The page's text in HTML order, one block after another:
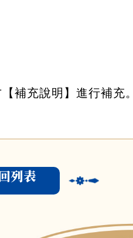
補充說明】進行補充。
列表